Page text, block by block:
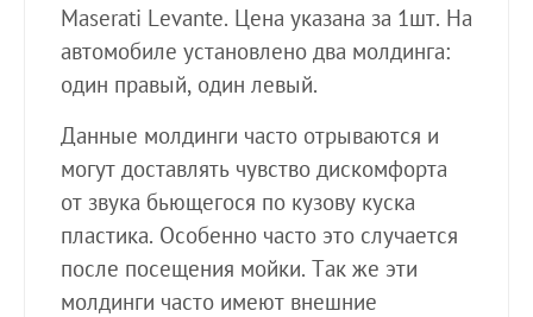
Maserati Levante. Цена указана за 1шт. На
автомобиле установлено два молдинга:
один правый, один левый.
Данные молдинги часто отрываются и
могут доставлять чувство дискомфорта
от звука бьющегося по кузову куска
пластика. Особенно часто это случается
после посещения мойки. Так же эти
молдинги часто имеют внешние